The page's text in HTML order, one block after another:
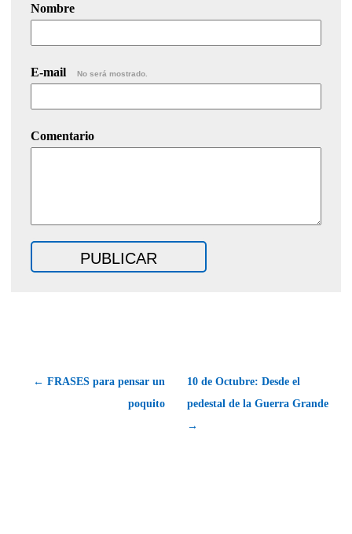
Nombre
E-mail No será mostrado.
Comentario
← FRASES para pensar un
poquito
10 de Octubre: Desde el
pedestal de la Guerra Grande
→